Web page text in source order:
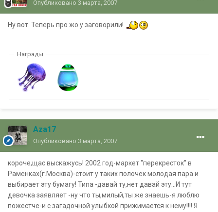
Опубликовано 3 марта, 2007
Ну вот. Теперь про жо.у заговорили!
Награды
Aza17
Опубликовано 3 марта, 2007
короче,щас выскажусь! 2002 год-маркет "перекресток" в
Раменках(г.Москва)-стоит у таких полочек молодая пара и
выбирает эту бумагу! Типа -давай ту,нет давай эту...И тут
девочка заявляет -ну что ты,милый,ты же знаешь-я люблю
пожестче-и с загадочной улыбкой прижимается к нему!!!! Я